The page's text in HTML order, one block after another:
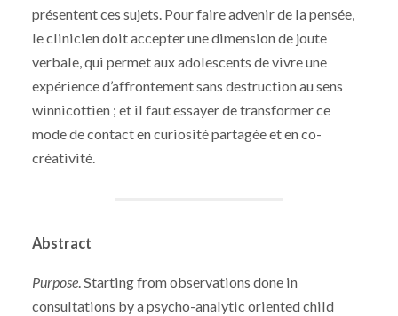
présentent ces sujets. Pour faire advenir de la pensée,
le clinicien doit accepter une dimension de joute
verbale, qui permet aux adolescents de vivre une
expérience d’affrontement sans destruction au sens
winnicottien ; et il faut essayer de transformer ce
mode de contact en curiosité partagée et en co-
créativité.
Abstract
Purpose. Starting from observations done in
consultations by a psycho-analytic oriented child